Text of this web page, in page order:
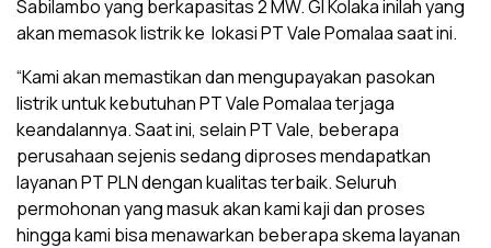
Sabilambo yang berkapasitas 2 MW. GI Kolaka inilah yang
akan memasok listrik ke lokasi PT Vale Pomalaa saat ini.
“Kami akan memastikan dan mengupayakan pasokan
listrik untuk kebutuhan PT Vale Pomalaa terjaga
keandalannya. Saat ini, selain PT Vale, beberapa
perusahaan sejenis sedang diproses mendapatkan
layanan PT PLN dengan kualitas terbaik. Seluruh
permohonan yang masuk akan kami kaji dan proses
hingga kami bisa menawarkan beberapa skema layanan